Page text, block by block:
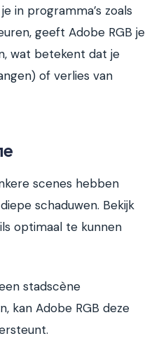
in programma’s zoals
geeft Adobe RGB je
wat betekent dat je
of verlies van
scenes hebben
schaduwen. Bekijk
optimaal te kunnen
stadscène
kan Adobe RGB deze